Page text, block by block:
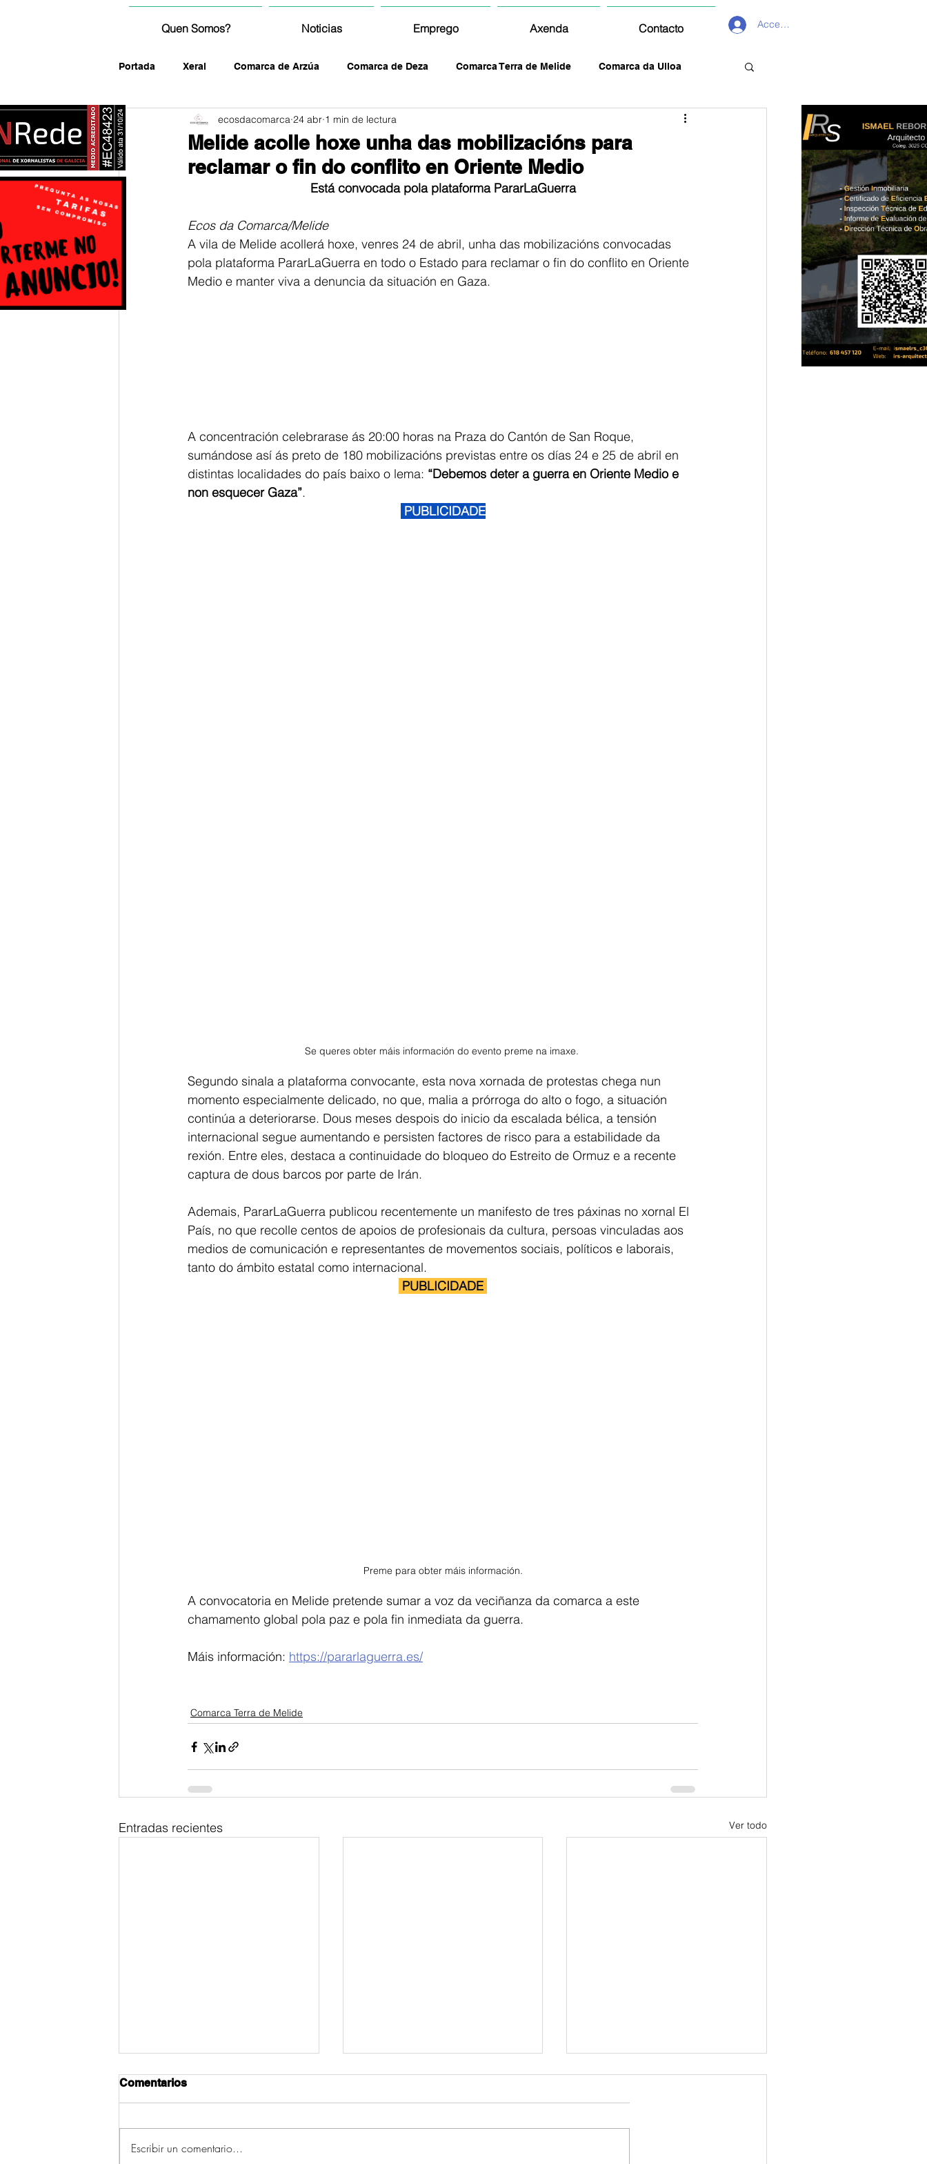
Quen Somos? Noticias Emprego Axenda Contacto Acceder
Portada Xeral Comarca de Arzúa Comarca de Deza Comarca Terra de Melide Comarca da Ulloa
fotografía
Melide acolle hoxe unha das mobilizacións para
reclamar o fin do conflito en Oriente Medio
ecosdacomarca 24 abr 1 min de lectura
Está convocada pola plataforma PararLaGuerra
Ecos da Comarca/Melide
A vila de Melide acollerá hoxe, venres 24 de abril, unha das mobilizacións convocadas
pola plataforma PararLaGuerra en todo o Estado para reclamar o fin do conflito en Oriente
Medio e manter viva a denuncia da situación en Gaza.
A concentración celebrarase ás 20:00 horas na Praza do Cantón de San Roque,
sumándose así ás preto de 180 mobilizacións previstas entre os días 24 e 25 de abril en
distintas localidades do país baixo o lema: “Debemos deter a guerra en Oriente Medio e
non esquecer Gaza”.
PUBLICIDADE
Se queres obter máis información do evento preme na imaxe.
Segundo sinala a plataforma convocante, esta nova xornada de protestas chega nun
momento especialmente delicado, no que, malia a prórroga do alto o fogo, a situación
continúa a deteriorarse. Dous meses despois do inicio da escalada bélica, a tensión
internacional segue aumentando e persisten factores de risco para a estabilidade da
rexión. Entre eles, destaca a continuidade do bloqueo do Estreito de Ormuz e a recente
captura de dous barcos por parte de Irán.
Ademais, PararLaGuerra publicou recentemente un manifesto de tres páxinas no xornal El
País, no que recolle centos de apoios de profesionais da cultura, persoas vinculadas aos
medios de comunicación e representantes de movementos sociais, políticos e laborais,
tanto do ámbito estatal como internacional.
PUBLICIDADE
Preme para obter máis información.
A convocatoria en Melide pretende sumar a voz da veciñanza da comarca a este
chamamento global pola paz e pola fin inmediata da guerra.
Máis información: https://pararlaguerra.es/
Comarca Terra de Melide
Entradas recientes Ver todo
Comentarios
Escribir un comentario...